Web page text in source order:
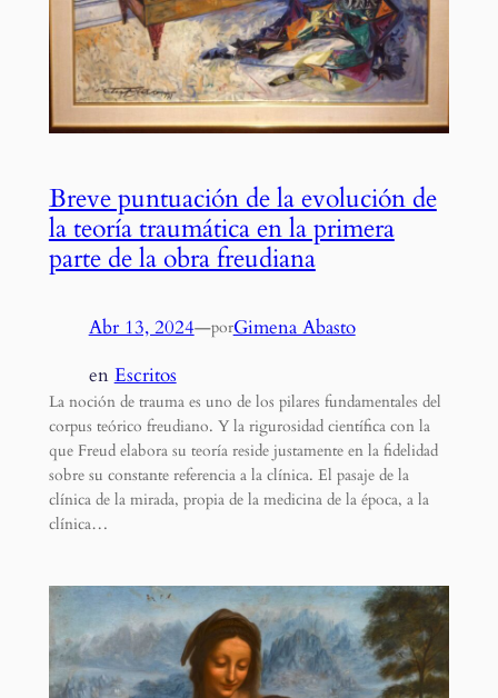
Breve puntuación de la evolución de
la teoría traumática en la primera
parte de la obra freudiana
Abr 13, 2024—porGimena Abasto
en Escritos
La noción de trauma es uno de los pilares fundamentales del
corpus teórico freudiano. Y la rigurosidad científica con la
que Freud elabora su teoría reside justamente en la fidelidad
sobre su constante referencia a la clínica. El pasaje de la
clínica de la mirada, propia de la medicina de la época, a la
clínica…